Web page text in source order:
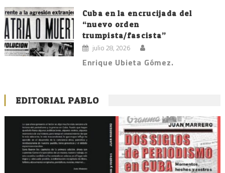
Cuba en la encrucijada del
“nuevo orden
trumpista/fascista”
julio 28, 2026
Enrique Ubieta Gómez.
EDITORIAL PABLO